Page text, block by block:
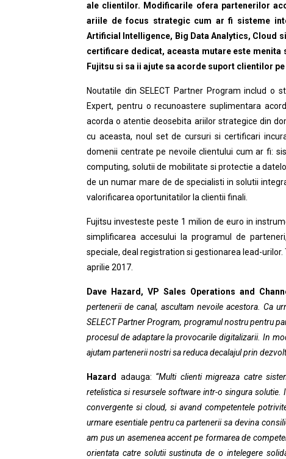
ale clientilor. Modificarile ofera partenerilor
ariile de focus strategic cum ar fi sisteme
Artificial Intelligence, Big Data Analytics, Cloud
certificare dedicat, aceasta mutare este
Fujitsu si sa ii ajute sa acorde suport clientilor
Noutatile din SELECT Partner Program includ o
Expert, pentru o recunoastere suplimentara
acorda o atentie deosebita ariilor strategice din
cu aceasta, noul set de cursuri si certificari
domenii centrate pe nevoile clientului cum ar fi:
computing, solutii de mobilitate si protectie a
de un numar mare de de specialisti in solutii
valorificarea oportunitatilor la clientii finali.
Fujitsu investeste peste 1 milion de euro in
simplificarea accesului la programul de
speciale, deal registration si gestionarea lead-
aprilie 2017.
Dave Hazard, VP Sales Operations and
pertenerii de canal, ascultam nevoile acestora. Ca
SELECT Partner Program, programul nostru pentru
procesul de adaptare la provocarile digitalizarii. In
ajutam partenerii nostri sa reduca decalajul prin
Hazard adauga: “Multi clienti migreaza catre
retelistica si resursele software intr-o singura
convergente si cloud, si avand competentele
urmare esentiale pentru ca partenerii sa devina
am pus un asemenea accent pe formarea de
orientata catre solutii sustinuta de o intelegere